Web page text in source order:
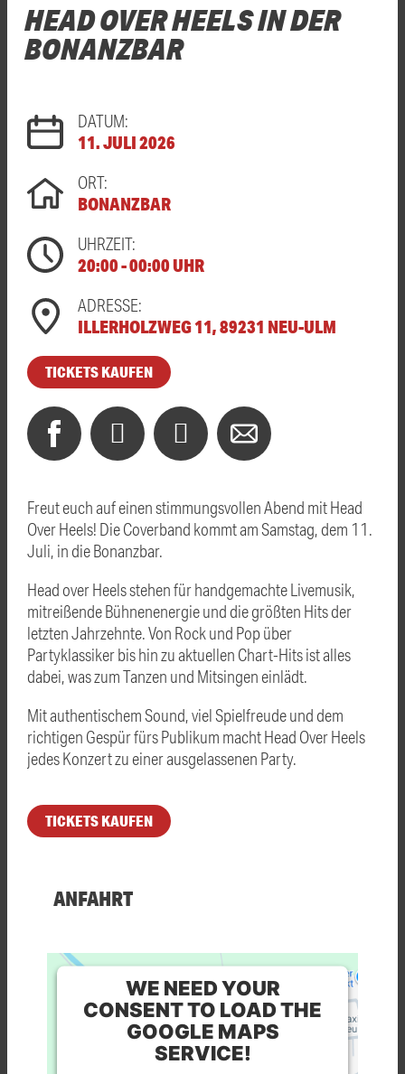
HEAD OVER HEELS IN DER
BONANZBAR
DATUM:
11. JULI 2026
ORT:
BONANZBAR
UHRZEIT:
20:00 - 00:00 UHR
ADRESSE:
ILLERHOLZWEG 11, 89231 NEU-ULM
TICKETS KAUFEN
Freut euch auf einen stimmungsvollen Abend mit Head
Over Heels! Die Coverband kommt am Samstag, dem 11.
Juli, in die Bonanzbar.
Head over Heels stehen für handgemachte Livemusik,
mitreißende Bühnenenergie und die größten Hits der
letzten Jahrzehnte. Von Rock und Pop über
Partyklassiker bis hin zu aktuellen Chart-Hits ist alles
dabei, was zum Tanzen und Mitsingen einlädt.
Mit authentischem Sound, viel Spielfreude und dem
richtigen Gespür fürs Publikum macht Head Over Heels
jedes Konzert zu einer ausgelassenen Party.
TICKETS KAUFEN
ANFAHRT
WE NEED YOUR
CONSENT TO LOAD THE
GOOGLE MAPS
SERVICE!